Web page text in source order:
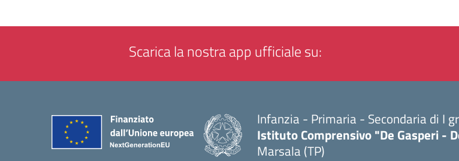
Scarica la nostra app ufficiale su:
Infanzia - Primaria - Secondaria di I
Istituto Comprensivo "De Gasperi -
Marsala (TP)